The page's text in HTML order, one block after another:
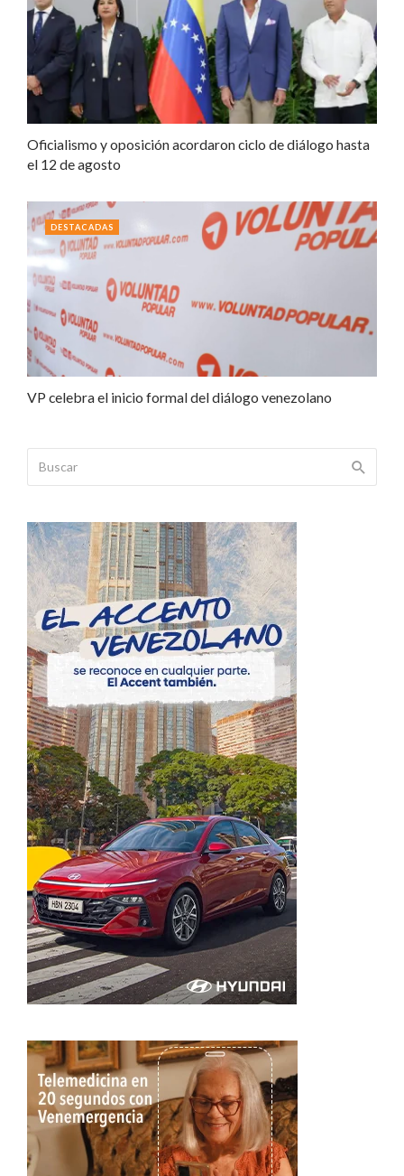
Oficialismo y oposición acordaron ciclo de diálogo hasta
el 12 de agosto
VP celebra el inicio formal del diálogo venezolano
DESTACADAS